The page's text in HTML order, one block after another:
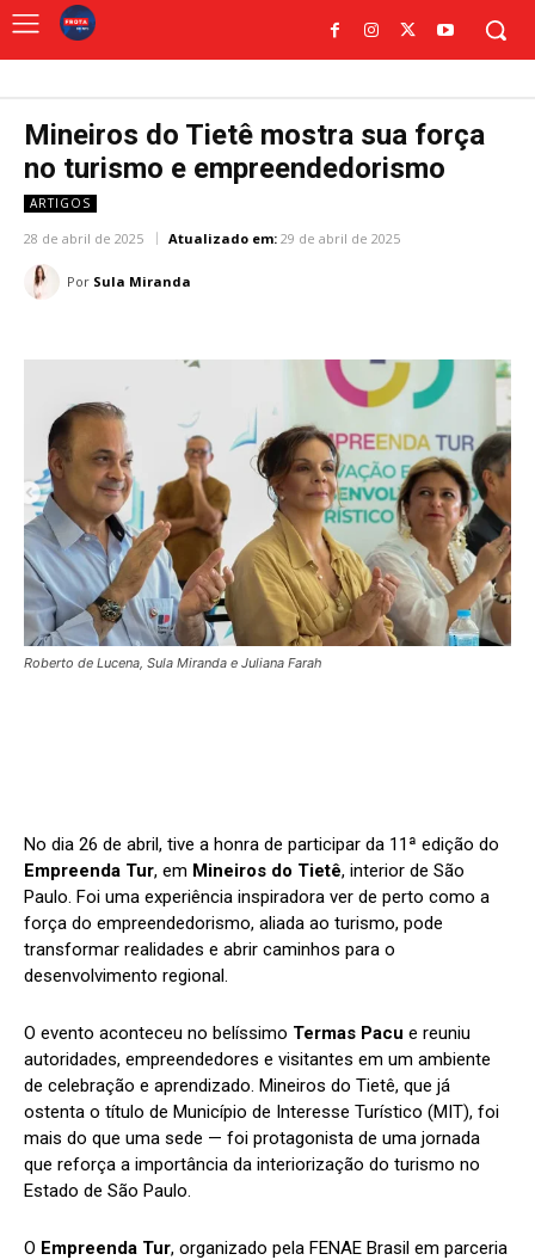
Mineiros do Tietê mostra sua força
no turismo e empreendedorismo
ARTIGOS
28 de abril de 2025 Atualizado em: 29 de abril de 2025
Por Sula Miranda
Roberto de Lucena, Sula Miranda e Juliana Farah
No dia 26 de abril, tive a honra de participar da 11ª edição do
Empreenda Tur, em Mineiros do Tietê, interior de São
Paulo. Foi uma experiência inspiradora ver de perto como a
força do empreendedorismo, aliada ao turismo, pode
transformar realidades e abrir caminhos para o
desenvolvimento regional.
O evento aconteceu no belíssimo Termas Pacu e reuniu
autoridades, empreendedores e visitantes em um ambiente
de celebração e aprendizado. Mineiros do Tietê, que já
ostenta o título de Município de Interesse Turístico (MIT), foi
mais do que uma sede — foi protagonista de uma jornada
que reforça a importância da interiorização do turismo no
Estado de São Paulo.
O Empreenda Tur, organizado pela FENAE Brasil em parceria